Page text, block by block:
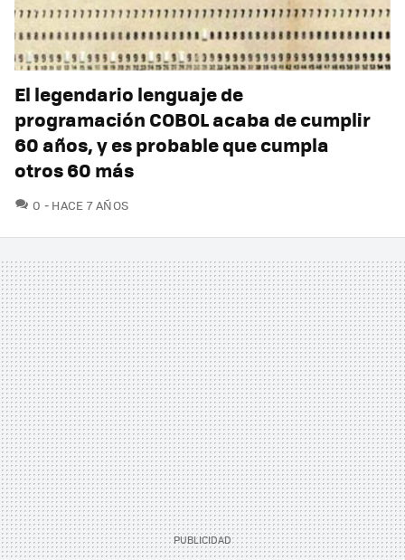
El legendario lenguaje de
programación COBOL acaba de cumplir
60 años, y es probable que cumpla
otros 60 más
0 COMENTARIOS
HACE 7 AÑOS